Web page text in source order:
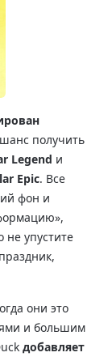
получить
Legend и
Epic. Все
фон и
не упустите
они это
и большим
добавляет